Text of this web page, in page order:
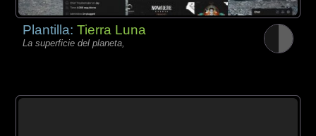
Plantilla:Tierra Luna
La superficie del planeta,